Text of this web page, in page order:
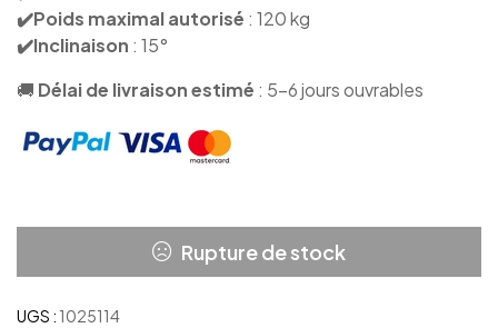
✔️Poids maximal autorisé : 120 kg
✔️Inclinaison : 15°
🚚 Délai de livraison estimé : 5-6 jours ouvrables
Rupture de stock
UGS : 1025114